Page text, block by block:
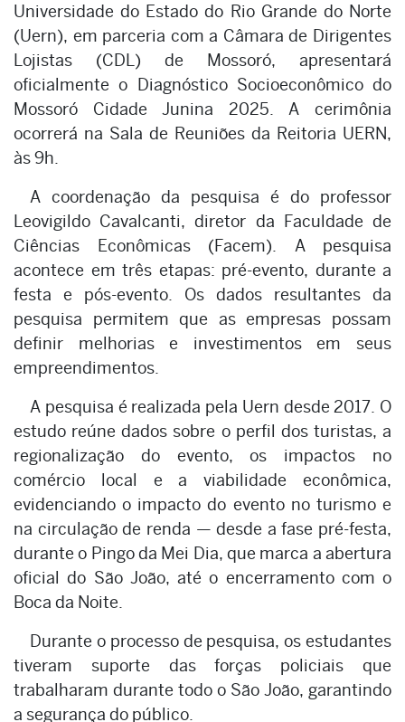
Universidade do Estado do Rio Grande do Norte
(Uern), em parceria com a Câmara de Dirigentes
Lojistas (CDL) de Mossoró, apresentará
oficialmente o Diagnóstico Socioeconômico do
Mossoró Cidade Junina 2025. A cerimônia
ocorrerá na Sala de Reuniões da Reitoria UERN,
às 9h.
A coordenação da pesquisa é do professor
Leovigildo Cavalcanti, diretor da Faculdade de
Ciências Econômicas (Facem). A pesquisa
acontece em três etapas: pré-evento, durante a
festa e pós-evento. Os dados resultantes da
pesquisa permitem que as empresas possam
definir melhorias e investimentos em seus
empreendimentos.
A pesquisa é realizada pela Uern desde 2017. O
estudo reúne dados sobre o perfil dos turistas, a
regionalização do evento, os impactos no
comércio local e a viabilidade econômica,
evidenciando o impacto do evento no turismo e
na circulação de renda — desde a fase pré-festa,
durante o Pingo da Mei Dia, que marca a abertura
oficial do São João, até o encerramento com o
Boca da Noite.
Durante o processo de pesquisa, os estudantes
tiveram suporte das forças policiais que
trabalharam durante todo o São João, garantindo
a segurança do público.